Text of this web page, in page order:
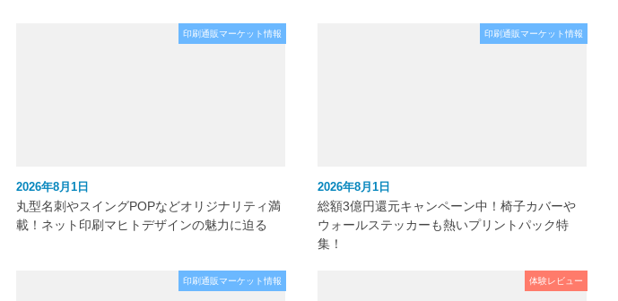
印刷通販マーケット情報
2026年8月1日
丸型名刺やスイングPOPなどオリジナリティ満
載！ネット印刷マヒトデザインの魅力に迫る
印刷通販マーケット情報
2026年8月1日
総額3億円還元キャンペーン中！椅子カバーや
ウォールステッカーも熱いプリントパック特
集！
印刷通販マーケット情報 体験レビュー